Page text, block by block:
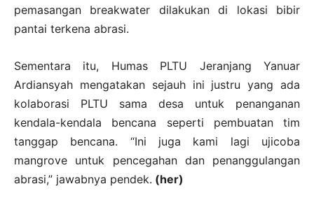
pemasangan breakwater dilakukan di lokasi bibir
pantai terkena abrasi.
Sementara itu, Humas PLTU Jeranjang Yanuar
Ardiansyah mengatakan sejauh ini justru yang ada
kolaborasi PLTU sama desa untuk penanganan
kendala-kendala bencana seperti pembuatan tim
tanggap bencana. “Ini juga kami lagi ujicoba
mangrove untuk pencegahan dan penanggulangan
abrasi,” jawabnya pendek. (her)